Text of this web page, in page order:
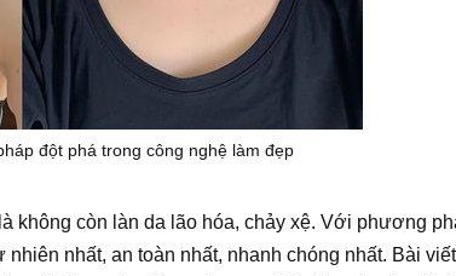
đột phá trong công nghệ làm đẹp
không còn làn da lão hóa, chảy xệ. Với phương
nhất, an toàn nhất, nhanh chóng nhất. Bài